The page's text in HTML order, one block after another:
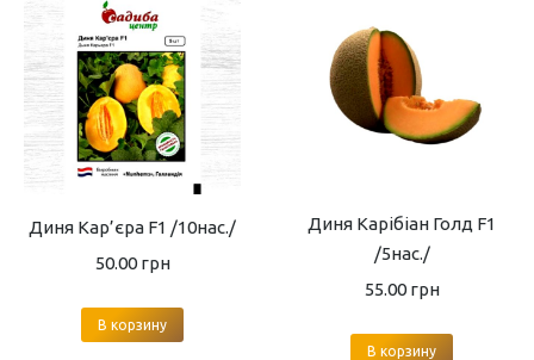
Диня Кар’єра F1 /10нас./
50.00 грн
В корзину
Диня Карібіан Голд F1
/5нас./
55.00 грн
В корзину